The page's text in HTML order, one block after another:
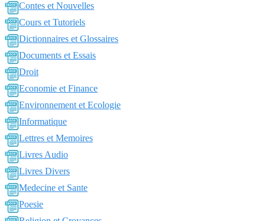
Contes et Nouvelles
Cours et Tutoriels
Dictionnaires et Glossaires
Documents et Essais
Droit
Economie et Finance
Environnement et Ecologie
Informatique
Lettres et Memoires
Livres Audio
Livres Divers
Medecine et Sante
Poesie